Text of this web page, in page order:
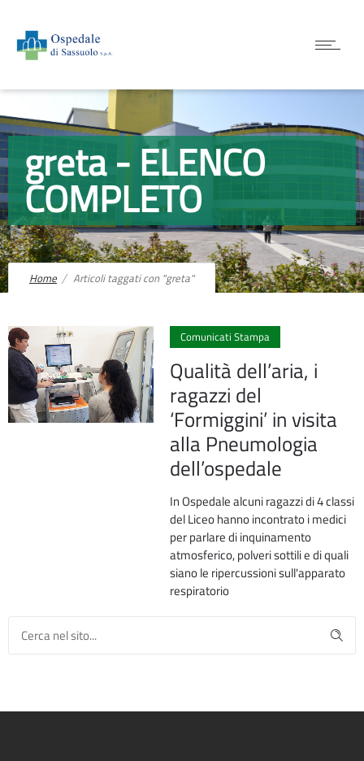
greta - ELENCO
COMPLETO
Home Articoli taggati con "greta"
Comunicati Stampa
Qualità dell’aria, i
ragazzi del
‘Formiggini’ in visita
alla Pneumologia
dell’ospedale
In Ospedale alcuni ragazzi di 4 classi
del Liceo hanno incontrato i medici
per parlare di inquinamento
atmosferico, polveri sottili e di quali
siano le ripercussioni sull'apparato
respiratorio